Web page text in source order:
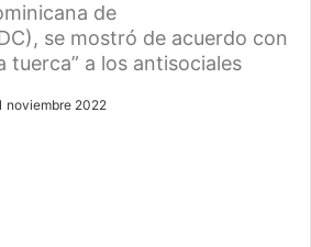
de
se mostró de acuerdo con
tuerca” a los antisociales
noviembre 2022